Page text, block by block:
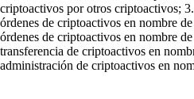
criptoactivos por otros criptoactivos;
órdenes de criptoactivos en nombre
órdenes de criptoactivos en nombre
transferencia de criptoactivos en
administración de criptoactivos en